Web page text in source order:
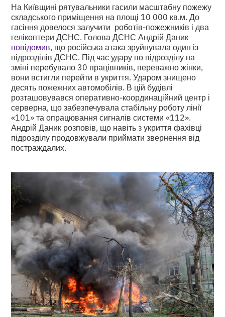
На Київщині рятувальники гасили масштабну пожежу
складського приміщення на площі 10 000 кв.м. До
гасіння довелося залучити роботів-пожежників і два
гелікоптери ДСНС. Голова ДСНС Андрій Даник
повідомив, що російська атака зруйнувала один із
підрозділів ДСНС. Під час удару по підрозділу на
зміні перебувало 30 працівників, переважно жінки,
вони встигли перейти в укриття. Ударом знищено
десять пожежних автомобілів. В цій будівлі
розташовувався оперативно-координаційний центр і
серверна, що забезпечувала стабільну роботу лінії
«101» та опрацювання сигналів системи «112».
Андрій Даник розповів, що навіть з укриття фахівці
підрозділу продовжували приймати звернення від
постраждалих.